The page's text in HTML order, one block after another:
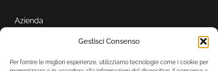
Gestisci Consenso
Per fornire le migliori esperienze, utilizziamo tecnologie come i cookie per
Azienda
Showroom